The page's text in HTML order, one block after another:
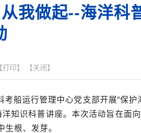
我做起--海洋科
打印】 【关闭】
船运行管理中心党支部开展“保护
知识科普讲座。本次活动旨在面
根、发芽。